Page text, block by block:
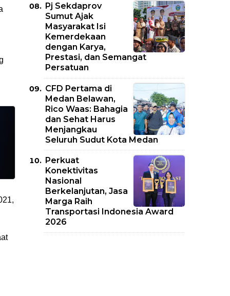
Pj Sekdaprov
Sumut Ajak
Masyarakat Isi
Kemerdekaan
dengan Karya,
Prestasi, dan Semangat
Persatuan
CFD Pertama di
Medan Belawan,
Rico Waas: Bahagia
dan Sehat Harus
Menjangkau
Seluruh Sudut Kota Medan
Perkuat
Konektivitas
Nasional
Berkelanjutan, Jasa
Marga Raih
Transportasi Indonesia Award
2026